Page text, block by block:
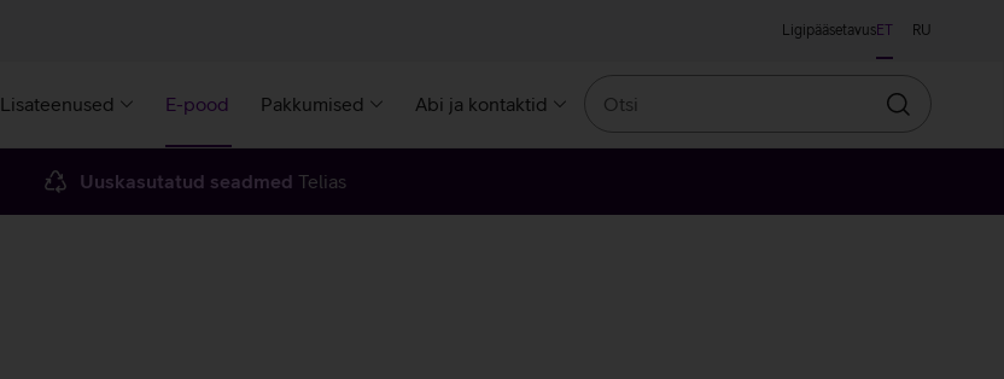
LigipääsetavusET RU
Lisateenused E-pood Pakkumised Abi ja kontaktid
Otsin
Uuskasutatud seadmed Telias